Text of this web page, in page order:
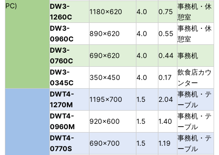
PC)
DW3-
1260C
1180×620 4.0 0.75
事務机・休
憩室
DW3-
0960C
890×620 4.0 0.55
事務机・休
憩室
DW3-
0760C
690×620 4.0 0.44 事務机
DW3-
0345C
350×450 4.0 0.17
飲食店カウ
ンター
DWT4-
1270M
1195×700 1.5 2.04
事務机・テ
ーブル
DWT4-
0960M
920×600 1.5 1.40
事務机・テ
ーブル
DWT4-
0770S
690×700 1.5 1.19
事務机・テ
ーブル